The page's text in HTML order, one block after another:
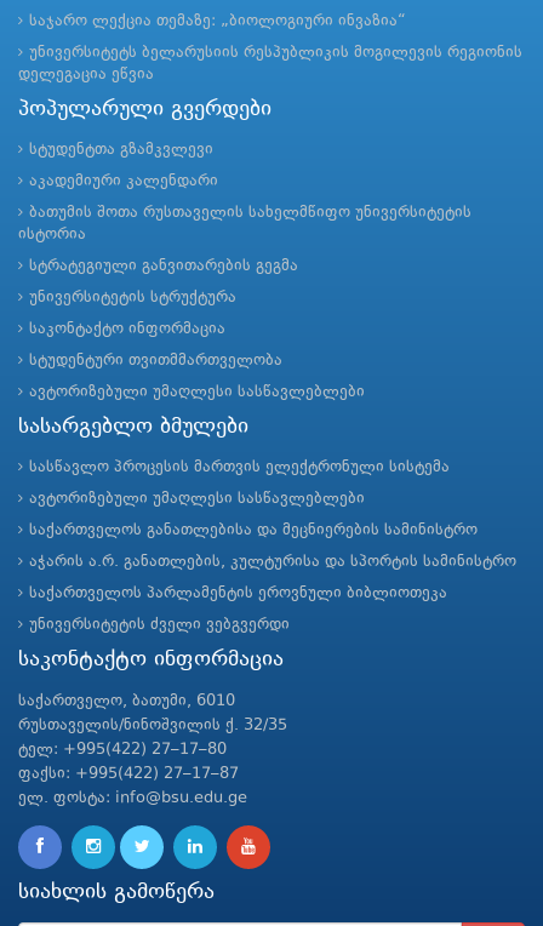
საჯარო ლექცია თემაზე: „ბიოლოგიური ინვაზია“
უნივერსიტეტს ბელარუსიის რესპუბლიკის მოგილევის რეგიონის
დელეგაცია ეწვია
პოპულარული გვერდები
სტუდენტთა გზამკვლევი
აკადემიური კალენდარი
ბათუმის შოთა რუსთაველის სახელმწიფო უნივერსიტეტის
ისტორია
სტრატეგიული განვითარების გეგმა
უნივერსიტეტის სტრუქტურა
საკონტაქტო ინფორმაცია
სტუდენტური თვითმმართველობა
ავტორიზებული უმაღლესი სასწავლებლები
სასარგებლო ბმულები
სასწავლო პროცესის მართვის ელექტრონული სისტემა
ავტორიზებული უმაღლესი სასწავლებლები
საქართველოს განათლებისა და მეცნიერების სამინისტრო
აჭარის ა.რ. განათლების, კულტურისა და სპორტის სამინისტრო
საქართველოს პარლამენტის ეროვნული ბიბლიოთეკა
უნივერსიტეტის ძველი ვებგვერდი
საკონტაქტო ინფორმაცია
საქართველო, ბათუმი, 6010
რუსთაველის/ნინოშვილის ქ. 32/35
ტელ: +995(422) 27–17–80
ფაქსი: +995(422) 27–17–87
ელ. ფოსტა: info@bsu.edu.ge
სიახლის გამოწერა